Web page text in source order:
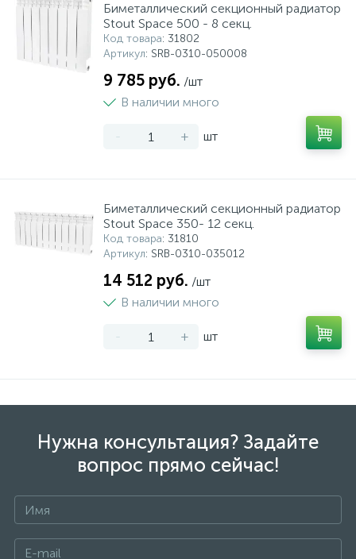
Биметаллический секционный радиатор
Stout Space 500 - 8 секц.
Код товара: 31802
Артикул: SRB-0310-050008
9 785 руб. /шт
В наличии много
- + шт
Биметаллический секционный радиатор
Stout Space 350- 12 секц.
Код товара: 31810
Артикул: SRB-0310-035012
14 512 руб. /шт
В наличии много
- + шт
Нужна консультация? Задайте
вопрос прямо сейчас!